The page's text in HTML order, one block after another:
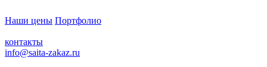
Наши цены Портфолио
контакты
info@saita-zakaz.ru